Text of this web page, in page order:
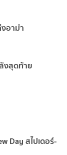
อาม่า
งสุดท้าย
Day สไปเดอร์-